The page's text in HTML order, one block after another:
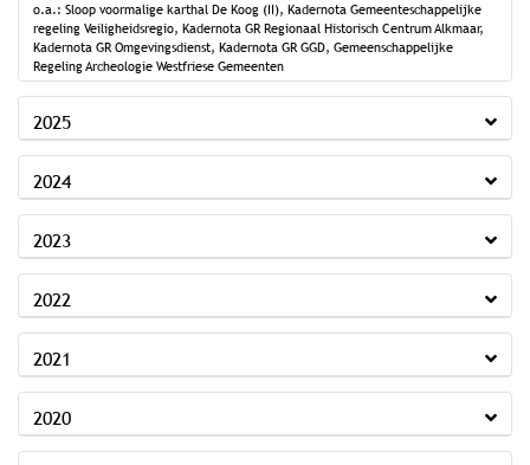
o.a.: Sloop voormalige karthal De Koog (II), Kadernota Gemeenteschappelijke
regeling Veiligheidsregio, Kadernota GR Regionaal Historisch Centrum Alkmaar,
Kadernota GR Omgevingsdienst, Kadernota GR GGD, Gemeenschappelijke
Regeling Archeologie Westfriese Gemeenten
2025
2024
2023
2022
2021
2020